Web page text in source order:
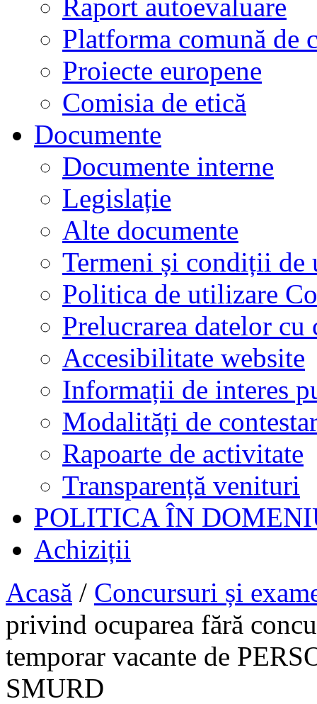
Raport autoevaluare
Platforma comună de
Proiecte europene
Comisia de etică
Documente
Documente interne
Legislație
Alte documente
Termeni și condiții de
Politica de utilizare
Prelucrarea datelor cu
Accesibilitate website
Informații de interes
Modalități de
Rapoarte de activitate
Transparență venituri
POLITICA ÎN
Achiziții
Acasă / Concursuri și
privind ocuparea fără
temporar vacante de
SMURD